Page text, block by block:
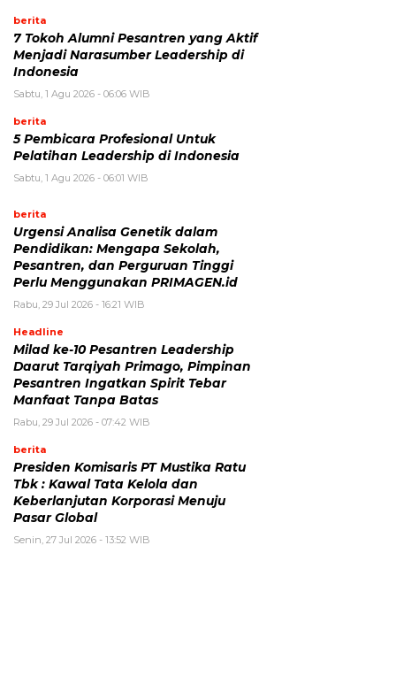
berita
7 Tokoh Alumni Pesantren yang Aktif
Menjadi Narasumber Leadership di
Indonesia
Sabtu, 1 Agu 2026 - 06:06 WIB
berita
5 Pembicara Profesional Untuk
Pelatihan Leadership di Indonesia
Sabtu, 1 Agu 2026 - 06:01 WIB
berita
Urgensi Analisa Genetik dalam
Pendidikan: Mengapa Sekolah,
Pesantren, dan Perguruan Tinggi
Perlu Menggunakan PRIMAGEN.id
Rabu, 29 Jul 2026 - 16:21 WIB
Headline
Milad ke-10 Pesantren Leadership
Daarut Tarqiyah Primago, Pimpinan
Pesantren Ingatkan Spirit Tebar
Manfaat Tanpa Batas
Rabu, 29 Jul 2026 - 07:42 WIB
berita
Presiden Komisaris PT Mustika Ratu
Tbk : Kawal Tata Kelola dan
Keberlanjutan Korporasi Menuju
Pasar Global
Senin, 27 Jul 2026 - 13:52 WIB